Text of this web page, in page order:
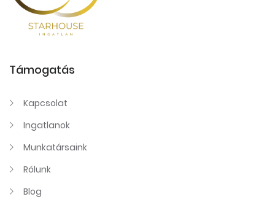
Támogatás
Kapcsolat
Ingatlanok
Munkatársaink
Rólunk
Blog